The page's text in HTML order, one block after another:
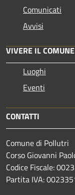
Comunicati
Avvisi
VIVERE IL COMUNE
Luoghi
Eventi
CONTATTI
Comune di Pollutri
Corso Giovanni
Codice Fiscale:
Partita IVA: